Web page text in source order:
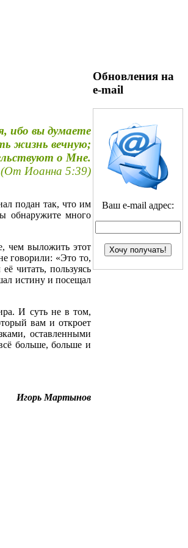
ибо вы думаете
жизнь вечную;
о Мне.
(От Иоанна 5:39)
подан так, что им
обнаружите много
чем выложить этот
говорили: «Это то,
читать, пользуясь
истину и посещал
И суть не в том,
вам и откроет
оставленными
больше, больше и
Игорь Мартынов
Обновления на
e-mail
Ваш e-mail адрес: